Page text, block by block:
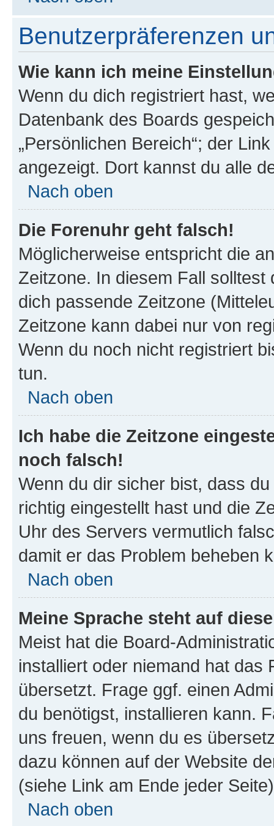
Benutzerpräferenzen
Wie kann ich meine
Wenn du dich registriert hast,
Datenbank des Boards
„Persönlichen Bereich“; der
angezeigt. Dort kannst du alle
Nach oben
Die Forenuhr geht falsch!
Möglicherweise entspricht die
Zeitzone. In diesem Fall solltest
dich passende Zeitzone
Zeitzone kann dabei nur von
Wenn du noch nicht registriert
tun.
Nach oben
Ich habe die Zeitzone
noch falsch!
Wenn du dir sicher bist, dass
richtig eingestellt hast und die
Uhr des Servers vermutlich
damit er das Problem beheben
Nach oben
Meine Sprache steht auf
Meist hat die Board-
installiert oder niemand hat das
übersetzt. Frage ggf. einen
du benötigst, installieren kann.
uns freuen, wenn du es
dazu können auf der Website
(siehe Link am Ende jeder
Nach oben